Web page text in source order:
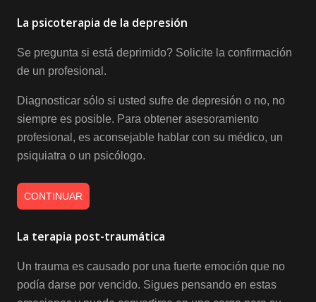
La psicoterapia de la depresión
Se pregunta si está deprimido? Solicite la confirmación
de un profesional.
Diagnosticar sólo si usted sufre de depresión o no, no
siempre es posible. Para obtener asesoramiento
profesional, es aconsejable hablar con su médico, un
psiquiatra o un psicólogo.
CONTINUAR
La terapia post-traumática
Un trauma es causado por una fuerte emoción que no
podía darse por vencido. Sigues pensando en estas